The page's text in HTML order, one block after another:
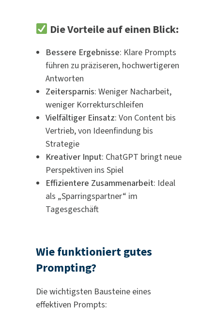
Die Vorteile auf einen Blick:
Bessere Ergebnisse: Klare Prompts
führen zu präziseren, hochwertigeren
Antworten
Zeitersparnis: Weniger Nacharbeit,
weniger Korrekturschleifen
Vielfältiger Einsatz: Von Content bis
Vertrieb, von Ideenfindung bis
Strategie
Kreativer Input: ChatGPT bringt neue
Perspektiven ins Spiel
Effizientere Zusammenarbeit: Ideal
als „Sparringspartner“ im
Tagesgeschäft
Wie funktioniert gutes
Prompting?
Die wichtigsten Bausteine eines
effektiven Prompts: